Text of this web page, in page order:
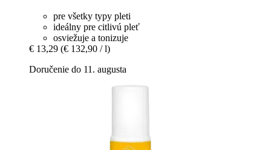
pre všetky typy pleti
ideálny pre citlivú pleť
osviežuje a tonizuje
€ 13,29 (€ 132,90 / l)
Doručenie do 11. augusta